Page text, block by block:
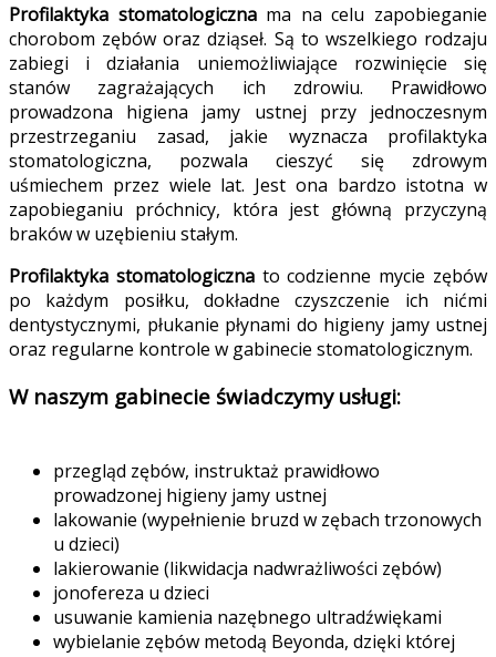
Profilaktyka stomatologicznama na celu zapobieganie
chorobom zębów oraz dziąseł. Są to wszelkiego rodzaju
zabiegi i działania uniemożliwiające rozwinięcie się
stanów zagrażających ich zdrowiu. Prawidłowo
prowadzona higiena jamy ustnej przy jednoczesnym
przestrzeganiu zasad, jakie wyznacza profilaktyka
stomatologiczna, pozwala cieszyć się zdrowym
uśmiechem przez wiele lat. Jest ona bardzo istotna w
zapobieganiu próchnicy, która jest główną przyczyną
braków w uzębieniu stałym.
Profilaktyka stomatologicznato codzienne mycie zębów
po każdym posiłku, dokładne czyszczenie ich nićmi
dentystycznymi, płukanie płynami do higieny jamy ustnej
oraz regularne kontrole w gabinecie stomatologicznym.
W naszym gabinecie świadczymy usługi:
przegląd zębów, instruktaż prawidłowo
prowadzonej higieny jamy ustnej
lakowanie (wypełnienie bruzd w zębach trzonowych
u dzieci)
lakierowanie (likwidacja nadwrażliwości zębów)
jonofereza u dzieci
usuwanie kamienia nazębnego ultradźwiękami
wybielanie zębów metodą Beyonda, dzięki której